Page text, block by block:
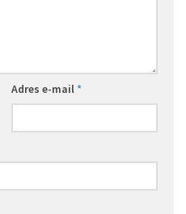
Adres e-mail*